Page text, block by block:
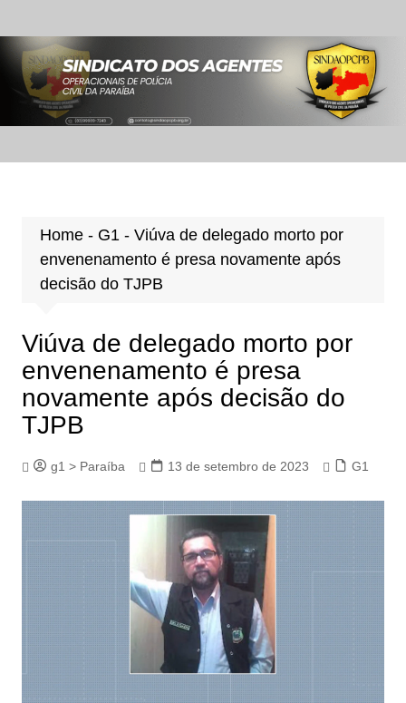
para
conteúdo
Home- G1 - Viúva de delegado morto por
envenenamento é presa novamente após
decisão do TJPB
Viúva de delegado morto por
envenenamento é presa
novamente após decisão do
TJPB
g1 > Paraíba 13 de setembro de 2023 G1